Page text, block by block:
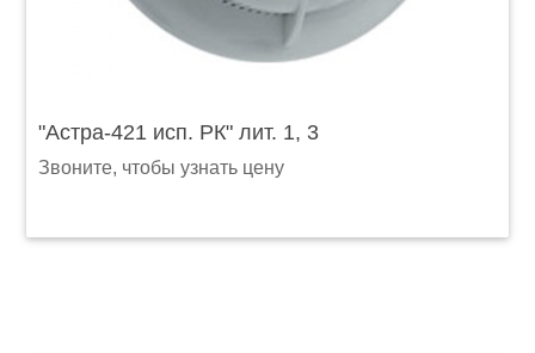
"Астра-421 исп. РК" лит. 1, 3
Звоните, чтобы узнать цену